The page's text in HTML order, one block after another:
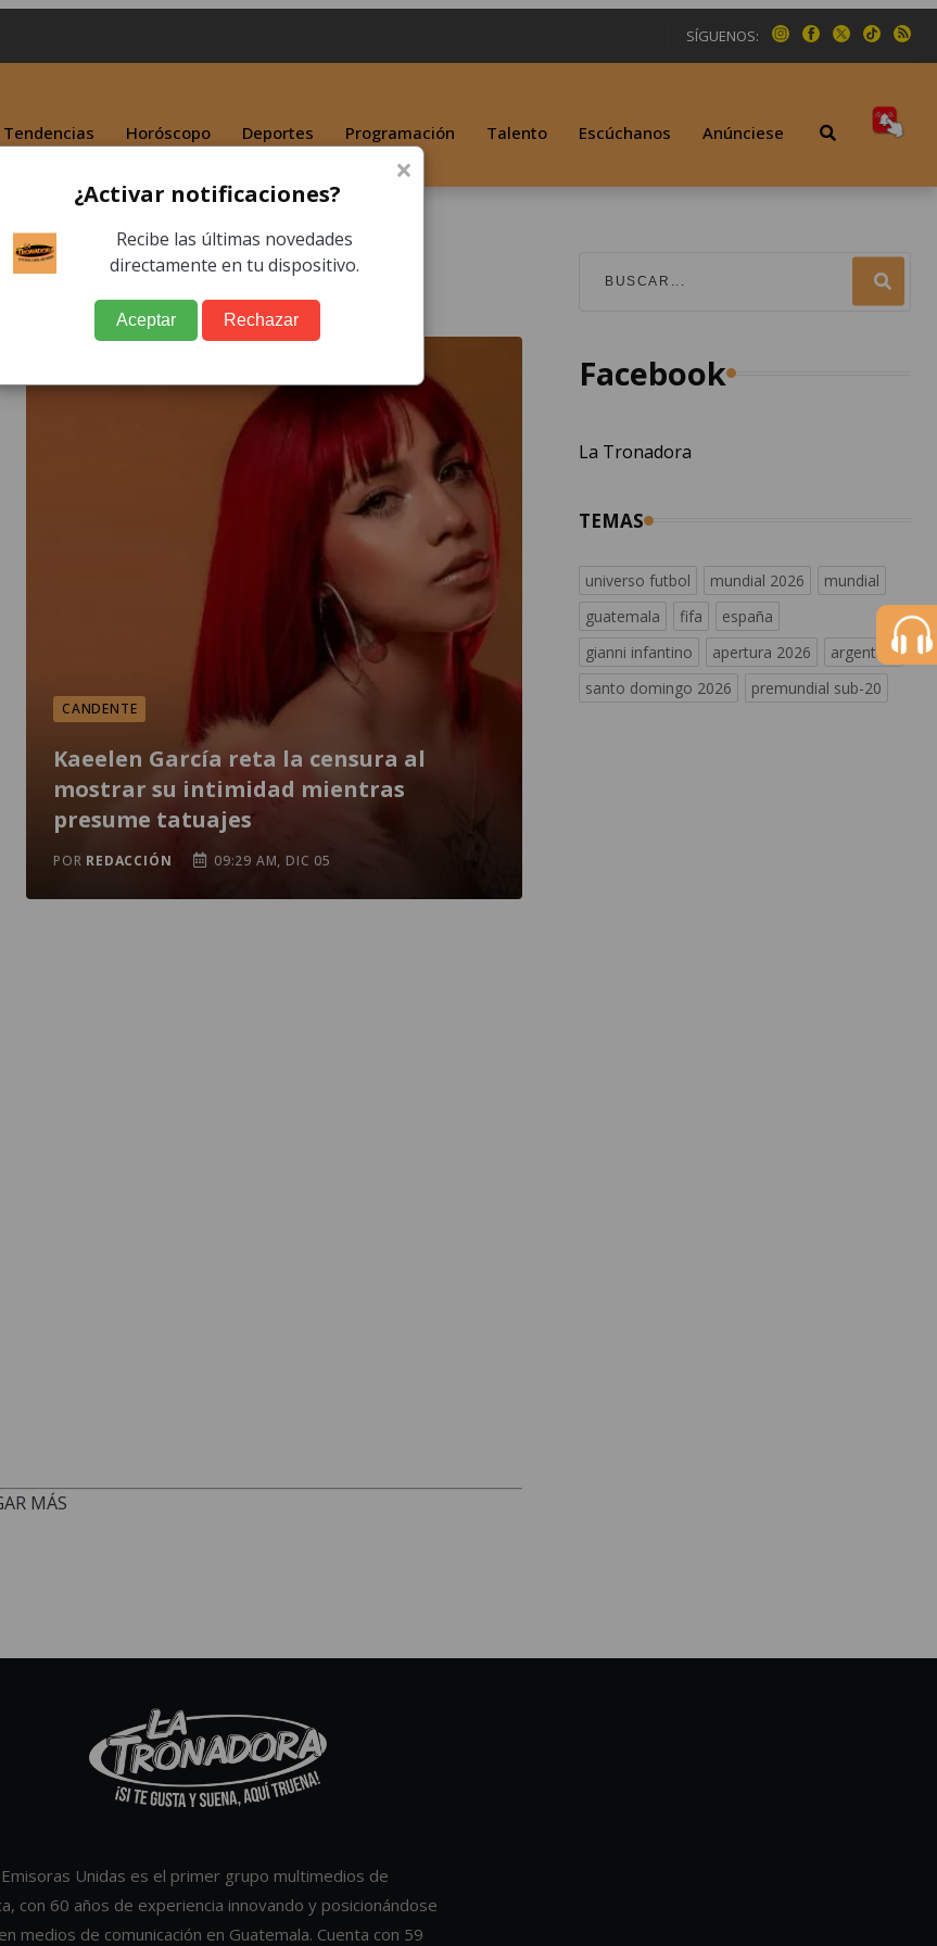
SÍGUENOS:
Tendencias Horóscopo Deportes Programación Talento Escúchanos Anúnciese
CANDENTE
Kaeelen García reta la censura al
mostrar su intimidad mientras
presume tatuajes
POR REDACCIÓN 09:29 AM, DIC 05
MÁS
Facebook
La Tronadora
TEMAS
universo futbol mundial 2026
mundial
guatemala
fifa
españa
gianni infantino
apertura 2026
argentina
santo domingo 2026
premundial sub-20
Unidas es el primer grupo multimedios de
con 60 años de experiencia innovando y posicionándose
medios de comunicación en Guatemala. Cuenta con 59
×
¿Activar notificaciones?
Recibe las últimas novedades
directamente en tu dispositivo.
Aceptar Rechazar